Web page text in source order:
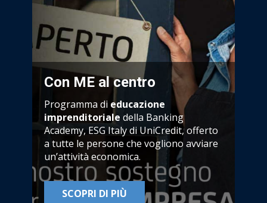
Con ME al centro
Programma di educazione
imprenditoriale della Banking
Academy, ESG Italy di UniCredit, offerto
a tutte le persone che vogliono avviare
un’attività economica.
SCOPRI DI PIÙ